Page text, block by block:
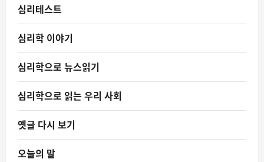
심리테스트
심리학 이야기
심리학으로 뉴스읽기
심리학으로 읽는 우리 사회
옛글 다시 보기
오늘의 말